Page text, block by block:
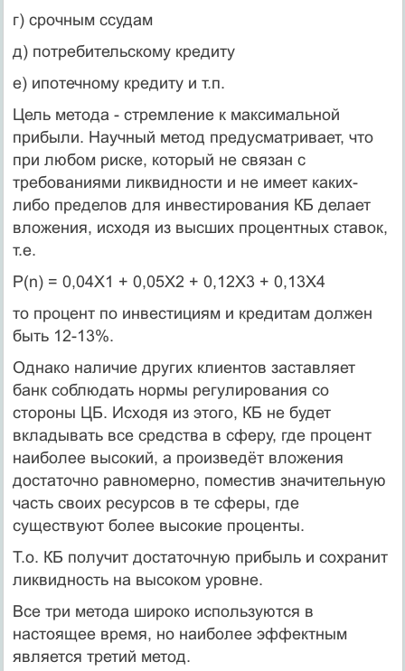
г) срочным ссудам
д) потребительскому кредиту
е) ипотечному кредиту и т.п.
Цель метода - стремление к максимальной
прибыли. Научный метод предусматривает, что
при любом риске, который не связан с
требованиями ликвидности и не имеет каких-
либо пределов для инвестирования КБ делает
вложения, исходя из высших процентных ставок,
т.е.
P(n) = 0,04X1 + 0,05X2 + 0,12X3 + 0,13X4
то процент по инвестициям и кредитам должен
быть 12-13%.
Однако наличие других клиентов заставляет
банк соблюдать нормы регулирования со
стороны ЦБ. Исходя из этого, КБ не будет
вкладывать все средства в сферу, где процент
наиболее высокий, а произведёт вложения
достаточно равномерно, поместив значительную
часть своих ресурсов в те сферы, где
существуют более высокие проценты.
Т.о. КБ получит достаточную прибыль и сохранит
ликвидность на высоком уровне.
Все три метода широко используются в
настоящее время, но наиболее эффектным
является третий метод.